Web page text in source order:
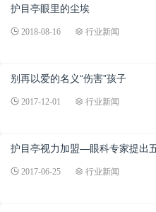
护目亭眼里的尘埃
2018-08-16 行业新闻
别再以爱的名义“伤害”孩子
2017-12-01 行业新闻
护目亭视力加盟—眼科专家提出
2017-06-25 行业新闻